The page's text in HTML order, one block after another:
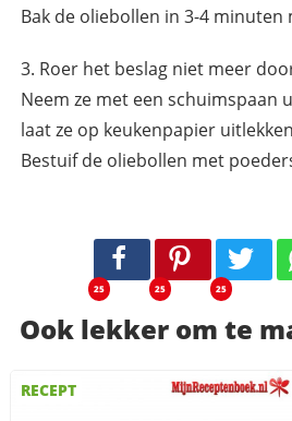
Bak de oliebollen in 3-4
Roer het beslag niet meer
Neem ze met een schuimspaan
laat ze op keukenpapier
Bestuif de oliebollen met
25 25 25
Ook lekker om te
RECEPT